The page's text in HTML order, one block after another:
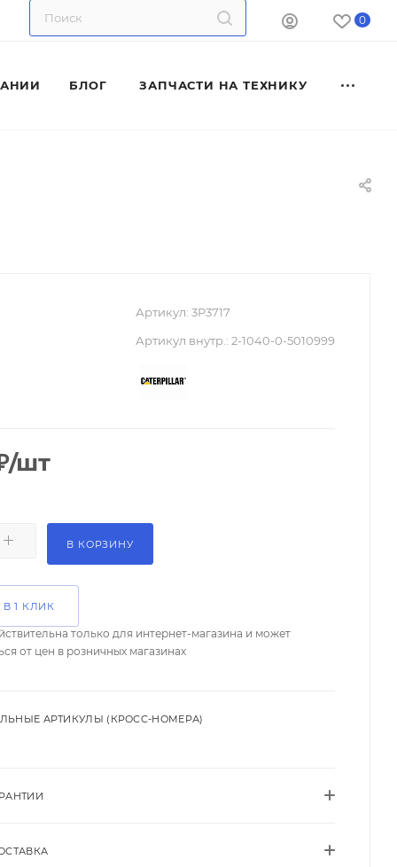
0
БЛОГ ЗАПЧАСТИ НА ТЕХНИКУ
Артикул: 3P3717
Артикул внутр.: 2-1040-0-5010999
/шт
В КОРЗИНУ
1 КЛИК
только для интернет-магазина и может
от цен в розничных магазинах
АРТИКУЛЫ (КРОСС-НОМЕРА)